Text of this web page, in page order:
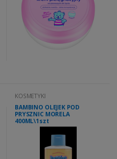
KOSMETYKI
BAMBINO OLEJEK POD
PRYSZNIC MORELA
400ML\1szt